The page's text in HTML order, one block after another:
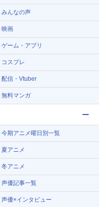
みんなの声
映画
ゲーム・アプリ
コスプレ
配信・Vtuber
無料マンガ
今期アニメ曜日別一覧
夏アニメ
冬アニメ
声優記事一覧
声優×インタビュー